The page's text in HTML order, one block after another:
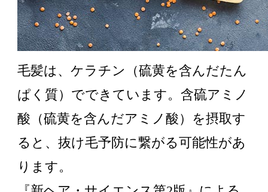
毛髪は、ケラチン（硫黄を含んだたん
ぱく質）でできています。含硫アミノ
酸（硫黄を含んだアミノ酸）を摂取す
ると、抜け毛予防に繋がる可能性があ
ります。